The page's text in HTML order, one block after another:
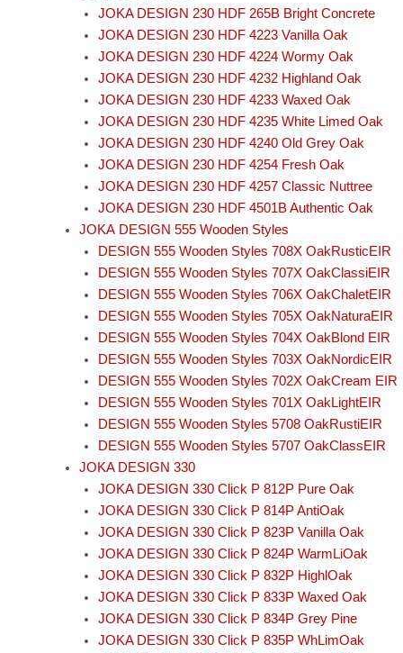
JOKA DESIGN 230 HDF 265B Bright Concrete
JOKA DESIGN 230 HDF 4223 Vanilla Oak
JOKA DESIGN 230 HDF 4224 Wormy Oak
JOKA DESIGN 230 HDF 4232 Highland Oak
JOKA DESIGN 230 HDF 4233 Waxed Oak
JOKA DESIGN 230 HDF 4235 White Limed Oak
JOKA DESIGN 230 HDF 4240 Old Grey Oak
JOKA DESIGN 230 HDF 4254 Fresh Oak
JOKA DESIGN 230 HDF 4257 Classic Nuttree
JOKA DESIGN 230 HDF 4501B Authentic Oak
JOKA DESIGN 555 Wooden Styles
DESIGN 555 Wooden Styles 708X OakRusticEIR
DESIGN 555 Wooden Styles 707X OakClassiEIR
DESIGN 555 Wooden Styles 706X OakChaletEIR
DESIGN 555 Wooden Styles 705X OakNaturaEIR
DESIGN 555 Wooden Styles 704X OakBlond EIR
DESIGN 555 Wooden Styles 703X OakNordicEIR
DESIGN 555 Wooden Styles 702X OakCream EIR
DESIGN 555 Wooden Styles 701X OakLightEIR
DESIGN 555 Wooden Styles 5708 OakRustiEIR
DESIGN 555 Wooden Styles 5707 OakClassEIR
JOKA DESIGN 330
JOKA DESIGN 330 Click P 812P Pure Oak
JOKA DESIGN 330 Click P 814P AntiOak
JOKA DESIGN 330 Click P 823P Vanilla Oak
JOKA DESIGN 330 Click P 824P WarmLiOak
JOKA DESIGN 330 Click P 832P HighlOak
JOKA DESIGN 330 Click P 833P Waxed Oak
JOKA DESIGN 330 Click P 834P Grey Pine
JOKA DESIGN 330 Click P 835P WhLimOak